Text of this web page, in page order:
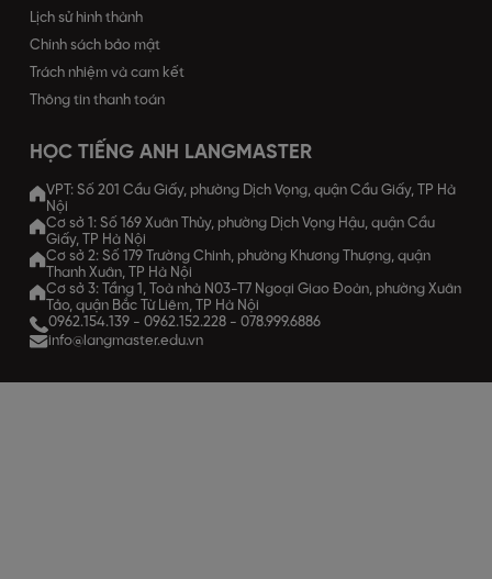
Lịch sử hình thành
Chính sách bảo mật
Trách nhiệm và cam kết
Thông tin thanh toán
HỌC TIẾNG ANH LANGMASTER
VPT: Số 201 Cầu Giấy, phường Dịch Vọng, quận Cầu Giấy, TP Hà
Nội
Cơ sở 1: Số 169 Xuân Thủy, phường Dịch Vọng Hậu, quận Cầu
Giấy, TP Hà Nội
Cơ sở 2: Số 179 Trường Chinh, phường Khương Thượng, quận
Thanh Xuân, TP Hà Nội
Cơ sở 3: Tầng 1, Toà nhà N03-T7 Ngoại Giao Đoàn, phường Xuân
Tảo, quận Bắc Từ Liêm, TP Hà Nội
0962.154.139 - 0962.152.228 - 078.999.6886
info@langmaster.edu.vn